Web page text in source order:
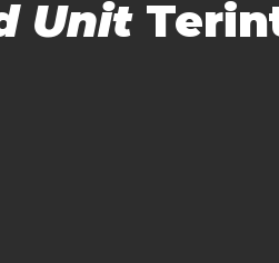
Unit